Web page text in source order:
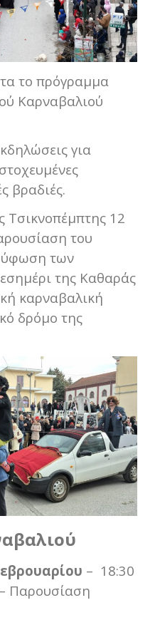
το πρόγραμμα
Καρναβαλιού
για
βραδιές.
Τσικνοπέμπτης 12
του
των
της Καθαράς
καρναβαλική
δρόμο της
– 18:30
Παρουσίαση